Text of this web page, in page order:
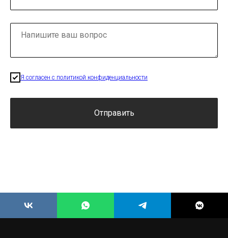
Я согласен с политикой конфиденциальности
Отправить